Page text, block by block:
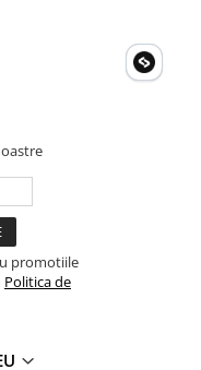
promotiile
Politica de